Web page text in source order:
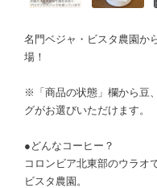
名門ベジャ・ビスタ農園か
場！
※「商品の状態」欄から豆
グがお選びいただけます。
●どんなコーヒー？
コロンビア北東部のウラオ
ビスタ農園。